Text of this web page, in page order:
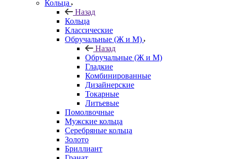
Кольца
Назад
Кольца
Классические
Обручальные (Ж и М)
Назад
Обручальные (Ж и М)
Гладкие
Комбинированные
Дизайнерские
Токарные
Литьевые
Помолвочные
Мужские кольца
Серебряные кольца
Золото
Бриллиант